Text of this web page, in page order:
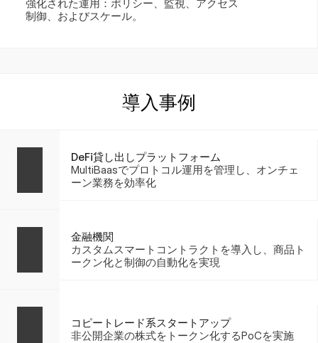
強化された運用：ポリシー、監視、アクセス
制御、およびスケール。
導入事例
DeFi貸し出しプラットフォーム
MultiBaasでプロトコル運用を管理し、オンチェ
ーン業務を効率化
金融機関
カスタムスマートコントラクトを導入し、商品ト
ークン化と制御の自動化を実現
コピートレード系スタートアップ
非公開企業の株式をトークン化するPoCを実施